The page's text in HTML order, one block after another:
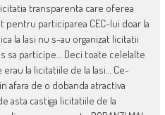
transparenta care oferea
pentru participarea CEC-lui doar la
la Iasi nu s-au organizat licitatii
sa participe… Deci toate celelalte
la licitatiile de la Iasi… Ce-
afara de o dobanda atractiva
asta castiga licitatiile de la